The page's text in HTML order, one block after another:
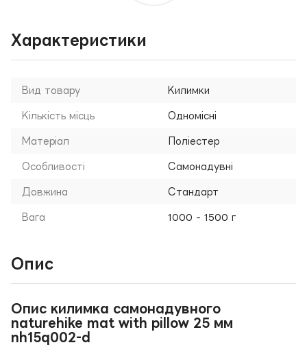
Характеристики
Вид товару Килимки
Кількість місць Одномісні
Матеріал Поліестер
Особливості Самонадувні
Довжина Стандарт
Вага 1000 - 1500 г
Опис
Опис килимка самонадувного
naturehike mat with pillow 25 мм
nh15q002-d